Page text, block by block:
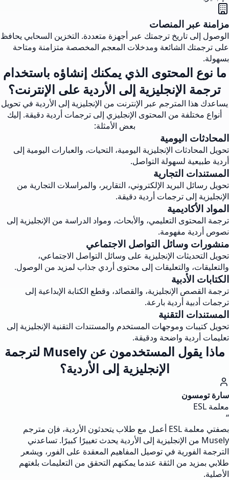
مزامنة عبر المنصات
الوصول إلى تاريخ ترجمتك عبر أجهزة متعددة. التخزين السحابي يحافظ
على ترجمتك الشائعة ومدخلات المعجم المخصصة متزامنة ومتاحة
بسهولة.
ما نوع المحتوى الذي يمكنك إنشاؤه باستخدام
ترجمة الإنجليزية إلى الأردية على الإنترنت؟
يساعدك هذا المترجم عبر الإنترنت من الإنجليزية إلى الأردية في تحويل
أنواع مختلفة من المحتوى الإنجليزي إلى ترجمات أردية دقيقة. إليك
بعض الأمثلة:
المحادثات اليومية
تحويل المحادثات الإنجليزية اليومية، التحيات، والعبارات اليومية إلى
أردية طبيعية لسهولة التواصل.
المستندات التجارية
تحويل رسائل البريد الإلكتروني، التقارير، والمراسلات التجارية من
الإنجليزية إلى ترجمات أردية دقيقة.
المواد الأكاديمية
ترجمة المحتوى التعليمي، والأبحاث، ومواد الدراسة من الإنجليزية إلى
نصوص أردية مفهومة.
منشورات وسائل التواصل الاجتماعي
تحويل التحديثات الإنجليزية على وسائل التواصل الاجتماعي،
والتعليقات، والتعليقات إلى محتوى أردي جذاب لمزيد من الوصول.
الكتابات الأدبية
ترجمة القصص الإنجليزية، والقصائد، وقطع الكتابة الإبداعية إلى
ترجمات أدبية أردية بارعة.
المستندات التقنية
تحويل كتيبات وموجهات المستخدم والمستندات التقنية الإنجليزية إلى
تعليمات أردية واضحة ودقيقة.
ماذا يقول المستخدمون عن Musely لترجمة
الإنجليزية إلى الأردية؟
سارة تومسون
معلمة ESL
“
بصفتي معلمة ESL أعمل مع طلاب يتحدثون الأردية، فإن مترجم
Musely من الإنجليزية إلى الأردية يحدث تغييرًا كبيرًا. تساعدني
الترجمة الفورية في توصيل المفاهيم المعقدة على الفور، ويشعر
طلابي بمزيد من الثقة عندما يمكنهم التحقق من التعليمات بلغتهم
الأصلية.